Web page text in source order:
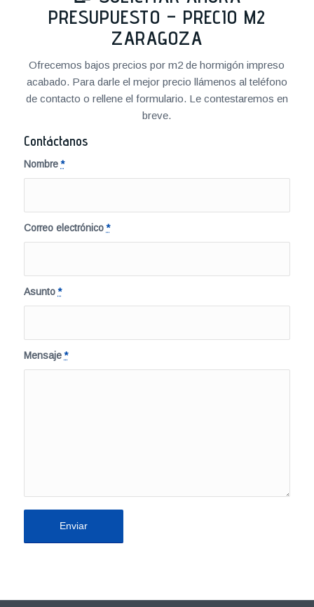
PRESUPUESTO – PRECIO M2
ZARAGOZA
Ofrecemos bajos precios por m2 de hormigón impreso
acabado. Para darle el mejor precio llámenos al teléfono
de contacto o rellene el formulario. Le contestaremos en
breve.
Contáctanos
Nombre*
Correo electrónico*
Asunto*
Mensaje*